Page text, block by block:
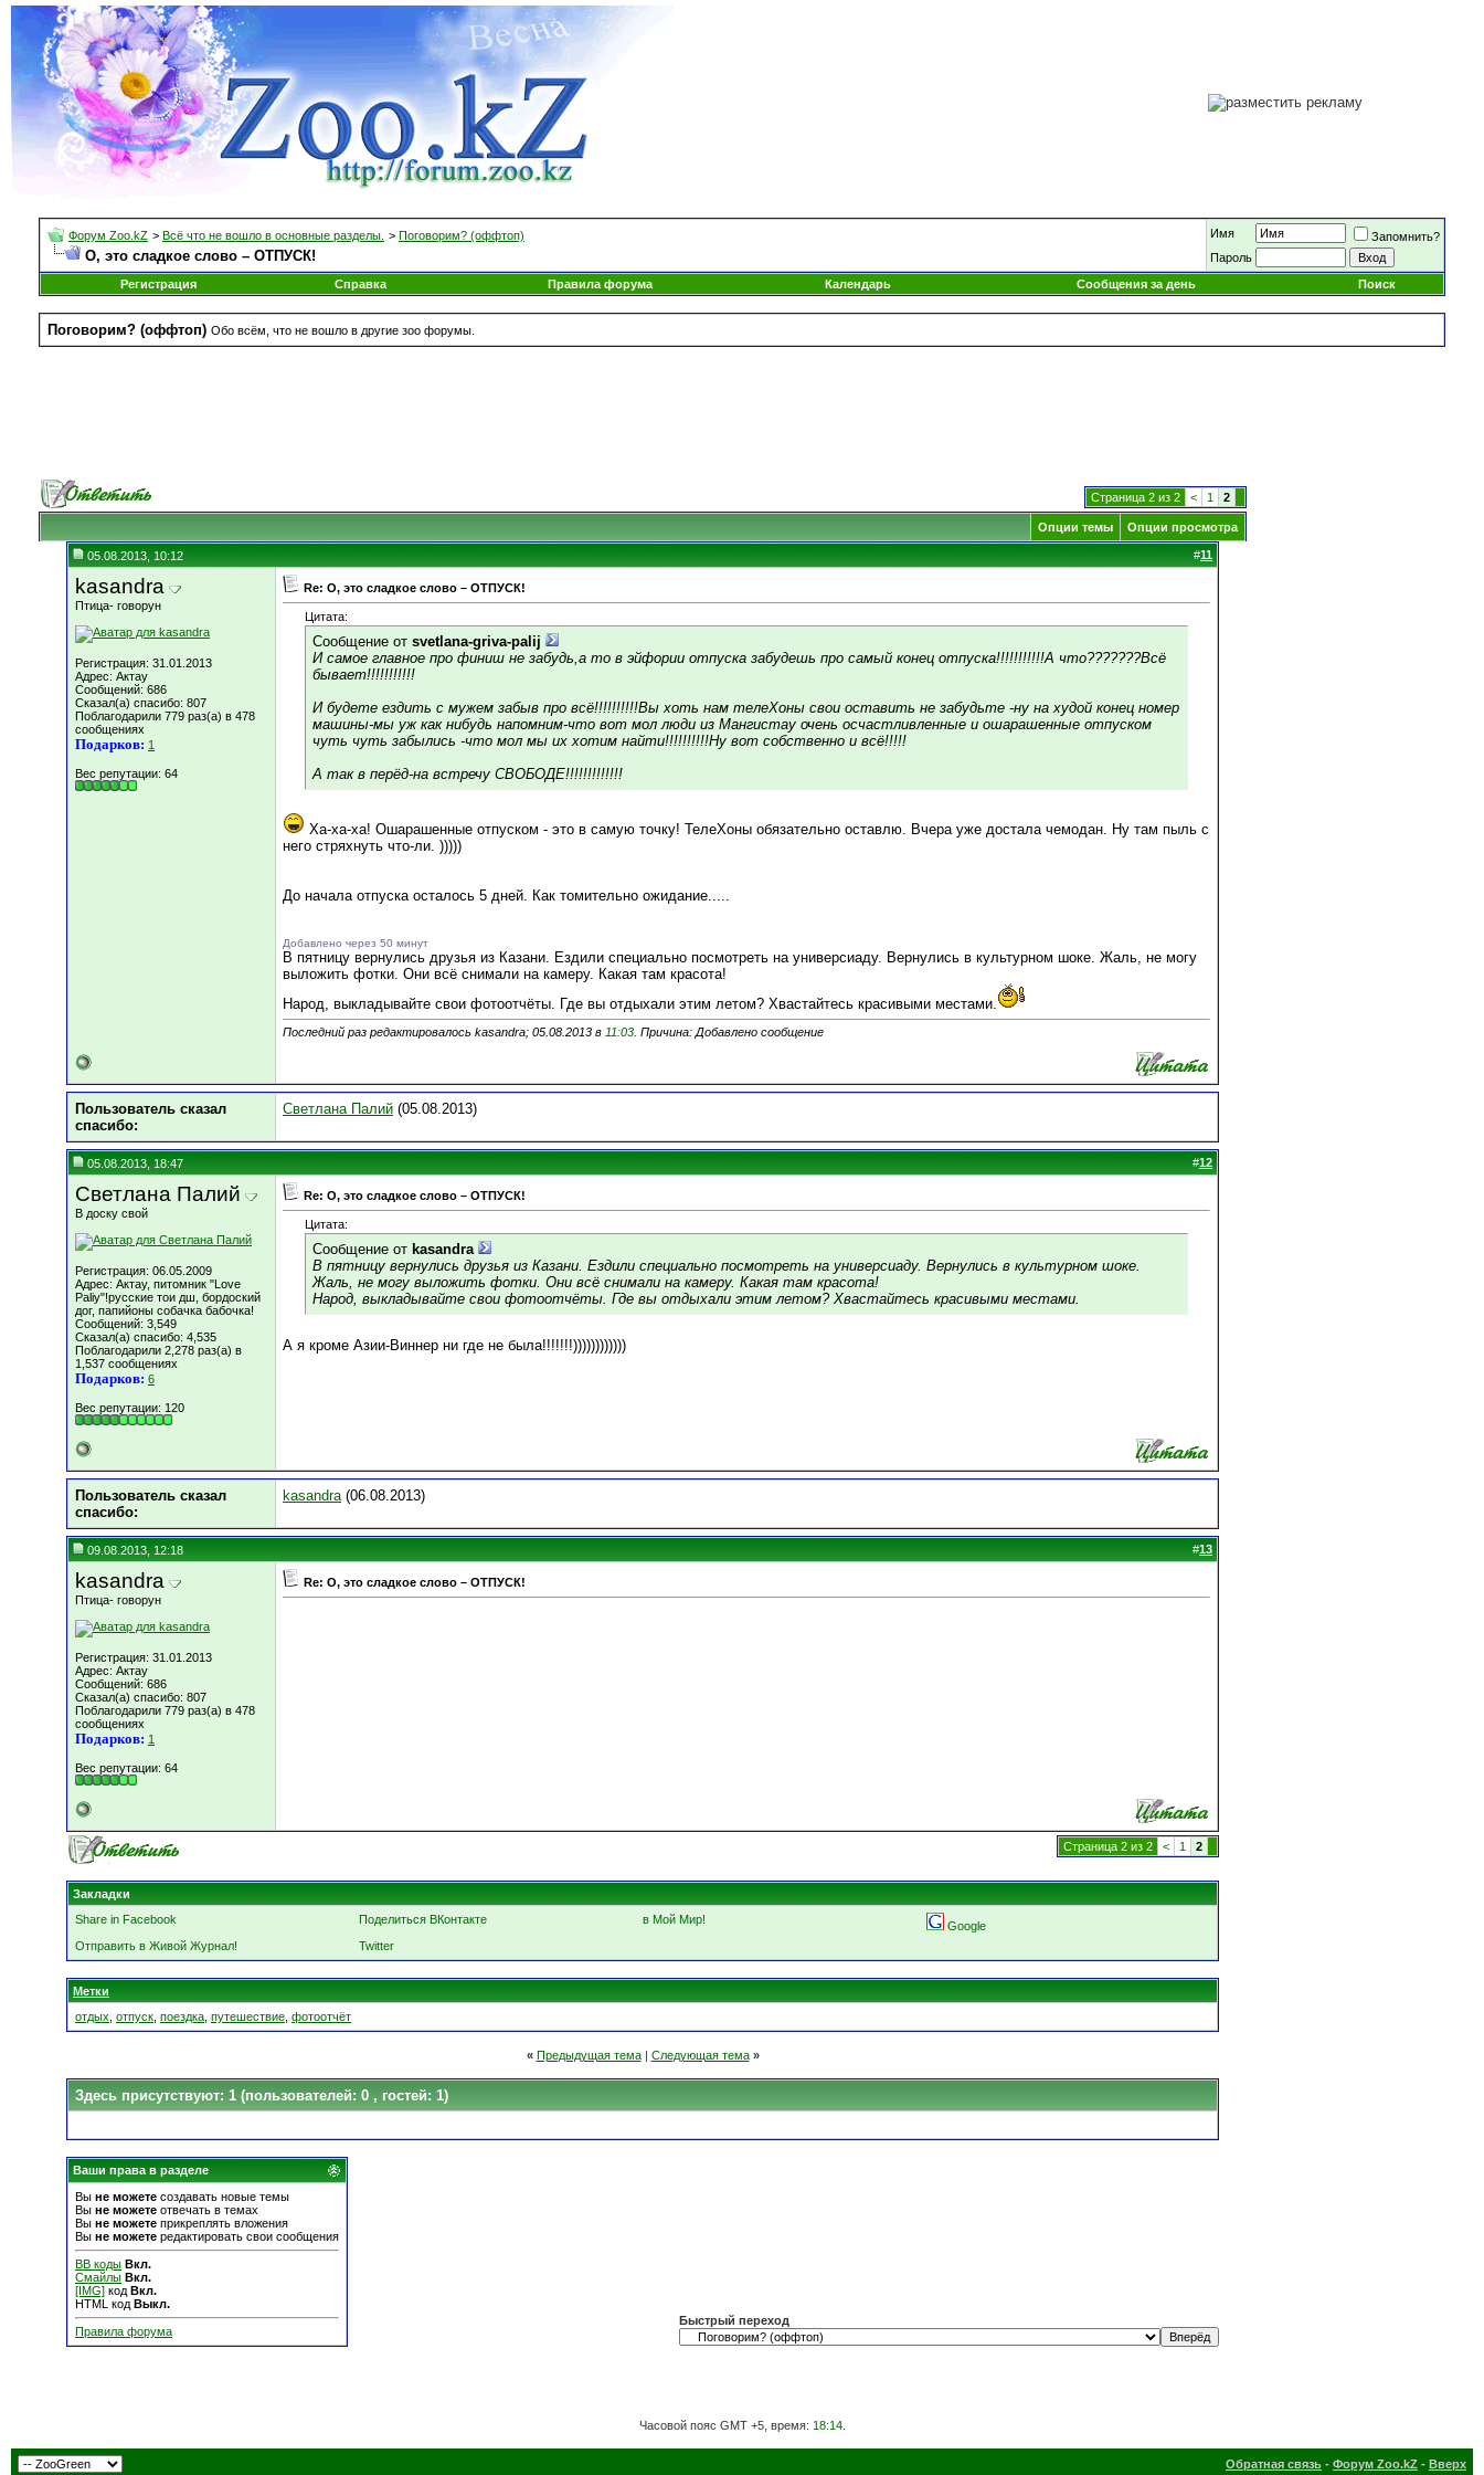
Форум Zoo.kZ > Всё что не вошло в основные разделы. > Поговорим? (оффтоп)
О, это сладкое слово – ОТПУСК!
Имя
Запомнить?
Пароль
Регистрация
Справка Правила форума Календарь Сообщения за день Поиск
Поговорим? (оффтоп) Обо всём, что не вошло в другие зоо форумы.
Страница 2 из 2 < 1 2
Опции темы Опции просмотра
05.08.2013, 10:12 #11
kasandra
Птица- говорун
Регистрация: 31.01.2013
Адрес: Актау
Сообщений: 686
Сказал(а) спасибо: 807
Поблагодарили 779 раз(а) в 478
сообщениях
Подарков: 1
Вес репутации: 64
Re: О, это сладкое слово – ОТПУСК!
Цитата:
Сообщение от svetlana-griva-palij
И самое главное про финиш не забудь,а то в эйфории отпуска забудешь про самый конец отпуска!!!!!!!!!!!А что???????Всё
бывает!!!!!!!!!!!
И будете ездить с мужем забыв про всё!!!!!!!!!!Вы хоть нам телеХоны свои оставить не забудьте -ну на худой конец номер
машины-мы уж как нибудь напомним-что вот мол люди из Мангистау очень осчастливленные и ошарашенные отпуском
чуть чуть забылись -что мол мы их хотим найти!!!!!!!!!!Ну вот собственно и всё!!!!!
А так в перёд-на встречу СВОБОДЕ!!!!!!!!!!!!!
Ха-ха-ха! Ошарашенные отпуском - это в самую точку! ТелеХоны обязательно оставлю. Вчера уже достала чемодан. Ну там пыль с
него стряхнуть что-ли. )))))
До начала отпуска осталось 5 дней. Как томительно ожидание.....
Добавлено через 50 минут
В пятницу вернулись друзья из Казани. Ездили специально посмотреть на универсиаду. Вернулись в культурном шоке. Жаль, не могу
выложить фотки. Они всё снимали на камеру. Какая там красота!
Народ, выкладывайте свои фотоотчёты. Где вы отдыхали этим летом? Хвастайтесь красивыми местами.
Последний раз редактировалось kasandra; 05.08.2013 в 11:03 . Причина: Добавлено сообщение
Пользователь сказал
cпасибо:
Светлана Палий (05.08.2013)
05.08.2013, 18:47 #12
Светлана Палий
В доску свой
Регистрация: 06.05.2009
Адрес: Актау, питомник "Love
Paliy"!русские тои дш, бордоский
дог, папийоны собачка бабочка!
Сообщений: 3,549
Сказал(а) спасибо: 4,535
Поблагодарили 2,278 раз(а) в
1,537 сообщениях
Подарков: 6
Вес репутации: 120
Re: О, это сладкое слово – ОТПУСК!
Цитата:
Сообщение от kasandra
В пятницу вернулись друзья из Казани. Ездили специально посмотреть на универсиаду. Вернулись в культурном шоке.
Жаль, не могу выложить фотки. Они всё снимали на камеру. Какая там красота!
Народ, выкладывайте свои фотоотчёты. Где вы отдыхали этим летом? Хвастайтесь красивыми местами.
А я кроме Азии-Виннер ни где не была!!!!!!!))))))))))))
Пользователь сказал
cпасибо:
kasandra(06.08.2013)
09.08.2013, 12:18 #13
kasandra
Птица- говорун
Регистрация: 31.01.2013
Адрес: Актау
Сообщений: 686
Сказал(а) спасибо: 807
Поблагодарили 779 раз(а) в 478
сообщениях
Подарков: 1
Вес репутации: 64
Re: О, это сладкое слово – ОТПУСК!
Страница 2 из 2 < 1 2
Закладки
Share in Facebook
Поделиться ВКонтакте в Мой Мир!
Google
Отправить в Живой Журнал!
Twitter
Метки
отдых отпуск поездка путешествие фотоотчёт
« Предыдущая тема| Следующая тема »
Здесь присутствуют: 1 (пользователей: 0 , гостей: 1)
Ваши права в разделе
Вы не можете создавать новые темы
Вы не можете отвечать в темах
Вы не можете прикреплять вложения
Вы не можете редактировать свои сообщения
BB коды Вкл.
Смайлы Вкл.
[IMG] код Вкл.
HTML код Выкл.
Правила форума
Быстрый переход
Часовой пояс GMT +5, время: 18:14.
Обратная связь - Форум Zoo.kZ - Вверх